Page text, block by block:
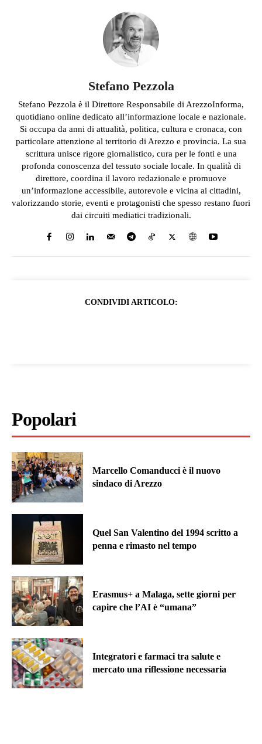
Stefano Pezzola
Stefano Pezzola è il Direttore Responsabile di ArezzoInforma,
quotidiano online dedicato all’informazione locale e nazionale.
Si occupa da anni di attualità, politica, cultura e cronaca, con
particolare attenzione al territorio di Arezzo e provincia. La sua
scrittura unisce rigore giornalistico, cura per le fonti e una
profonda conoscenza del tessuto sociale locale. In qualità di
direttore, coordina il lavoro redazionale e promuove
un’informazione accessibile, autorevole e vicina ai cittadini,
valorizzando storie, eventi e protagonisti che spesso restano fuori
dai circuiti mediatici tradizionali.
CONDIVIDI ARTICOLO:
Popolari
Marcello Comanducci è il nuovo
sindaco di Arezzo
Quel San Valentino del 1994 scritto a
penna e rimasto nel tempo
Erasmus+ a Malaga, sette giorni per
capire che l’AI è “umana”
Integratori e farmaci tra salute e
mercato una riflessione necessaria